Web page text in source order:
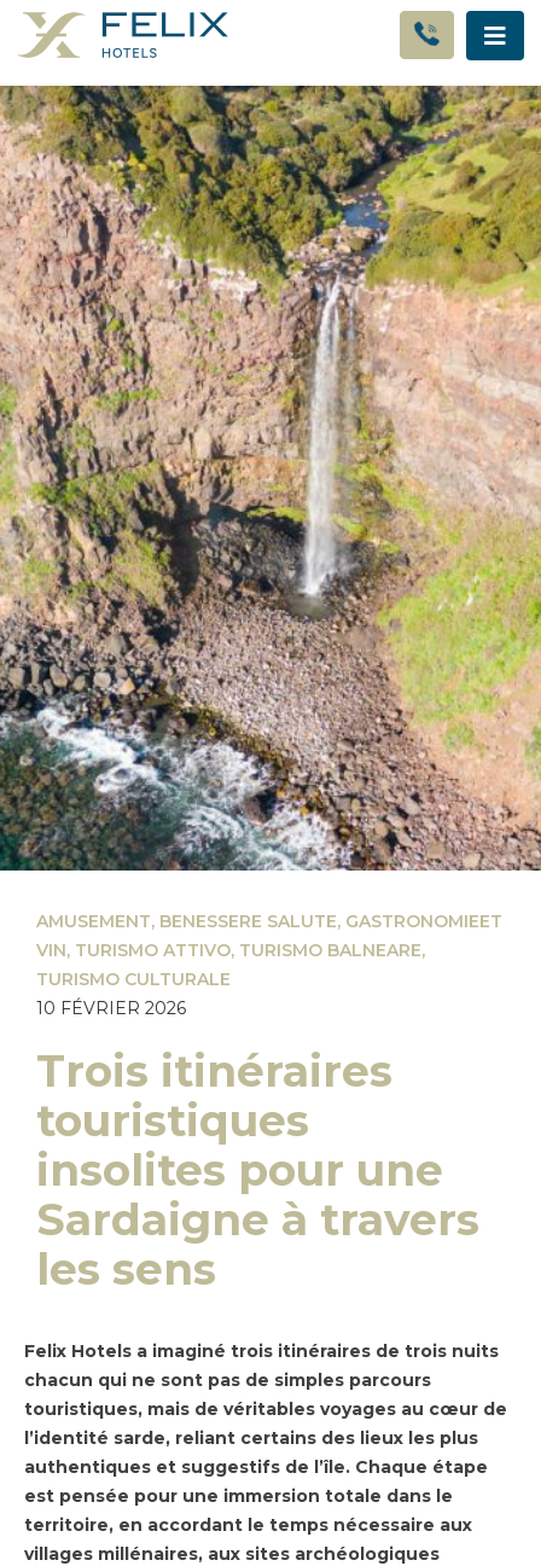
AMUSEMENT, BENESSERE SALUTE, GASTRONOMIEET
VIN, TURISMO ATTIVO, TURISMO BALNEARE,
TURISMO CULTURALE
10 FÉVRIER 2026
Trois itinéraires
touristiques
insolites pour une
Sardaigne à travers
les sens
Felix Hotels a imaginé trois itinéraires de trois nuits
chacun qui ne sont pas de simples parcours
touristiques, mais de véritables voyages au cœur de
l’identité sarde, reliant certains des lieux les plus
authentiques et suggestifs de l’île. Chaque étape
est pensée pour une immersion totale dans le
territoire, en accordant le temps nécessaire aux
villages millénaires, aux sites archéologiques